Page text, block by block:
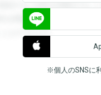
録すると回答を閲覧する
を閲覧することができま
とができます。
※個人のSNSに